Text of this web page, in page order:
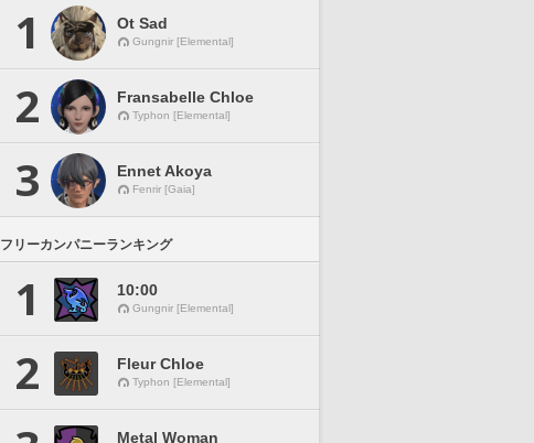
1 Ot Sad
Gungnir [Elemental]
2 Fransabelle Chloe
Typhon [Elemental]
3 Ennet Akoya
Fenrir [Gaia]
フリーカンパニーランキング
1 10:00
Gungnir [Elemental]
2 Fleur Chloe
Typhon [Elemental]
Metal Woman